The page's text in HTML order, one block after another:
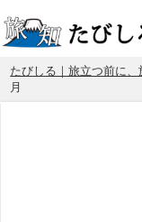
たびしる｜旅立つ前に
月